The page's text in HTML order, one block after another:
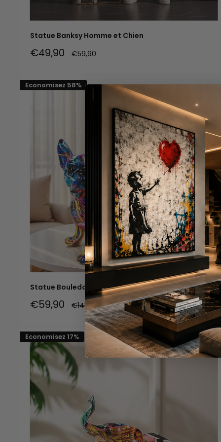
Statue Banksy Homme et Chien
Prix
réduit
€49,90 Prix
normal
€59,90
Economisez 58%
Statue Bouledogue Coloré
Prix
réduit
€59,90 Prix
normal
€143,90
Economisez 17%